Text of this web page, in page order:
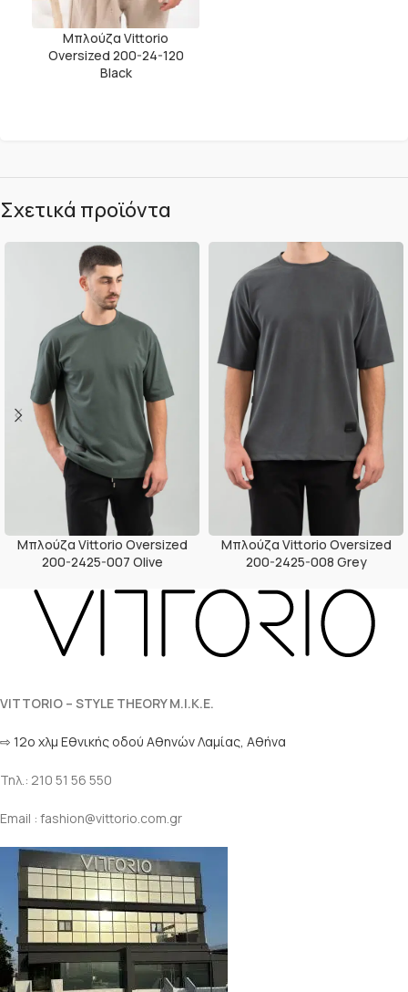
Μπλούζα Vittorio
Oversized 200-24-120
Black
Σχετικά προϊόντα
Μπλούζα Vittorio Oversized
200-2425-007 Olive
Μπλούζα Vittorio Oversized
200-2425-008 Grey
VITTORIO – STYLE THEORY M.I.K.E.
⇨ 12ο χλμ Eθνικής οδού Αθηνών Λαμίας, Αθήνα
Τηλ.: 210 51 56 550
Email : fashion@vittorio.com.gr